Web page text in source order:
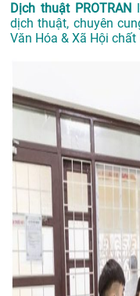
Dịch thuật PROTRAN
dịch thuật, chuyên
Văn Hóa & Xã Hội